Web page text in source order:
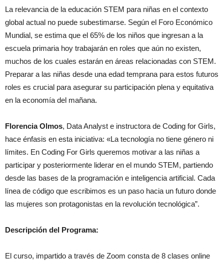
La relevancia de la educación STEM para niñas en el contexto
global actual no puede subestimarse. Según el Foro Económico
Mundial, se estima que el 65% de los niños que ingresan a la
escuela primaria hoy trabajarán en roles que aún no existen,
muchos de los cuales estarán en áreas relacionadas con STEM.
Preparar a las niñas desde una edad temprana para estos futuros
roles es crucial para asegurar su participación plena y equitativa
en la economía del mañana.
Florencia Olmos, Data Analyst e instructora de Coding for Girls,
hace énfasis en esta iniciativa: «La tecnología no tiene género ni
límites. En Coding For Girls queremos motivar a las niñas a
participar y posteriormente liderar en el mundo STEM, partiendo
desde las bases de la programación e inteligencia artificial. Cada
línea de código que escribimos es un paso hacia un futuro donde
las mujeres son protagonistas en la revolución tecnológica”.
Descripción del Programa:
El curso, impartido a través de Zoom consta de 8 clases online